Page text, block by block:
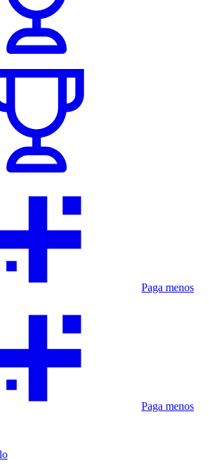
Paga menos
Paga menos